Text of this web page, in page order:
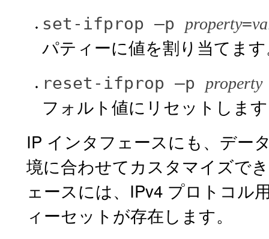
set-ifprop –p property=
パティーに値を割り当てま
reset-ifprop –p property
フォルト値にリセットしま
IP インタフェースにも、デー
境に合わせてカスタマイズで
ェースには、IPv4 プロトコル
ィーセットが存在します。